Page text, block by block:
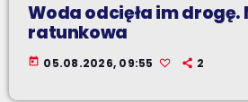
Woda odcięła im
ratunkowa
today 05.08.2026, 09:55 2